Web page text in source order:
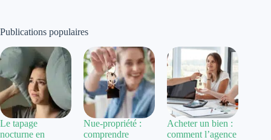
Publications populaires
Le tapage
nocturne en
Nue-propriété :
comprendre
Acheter un bien :
comment l’agence